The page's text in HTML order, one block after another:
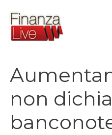
contenuto
non